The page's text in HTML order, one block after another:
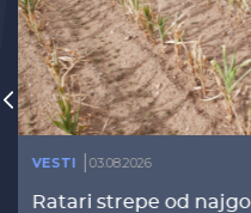
VESTI 03.08.2026
Ratari strepe od